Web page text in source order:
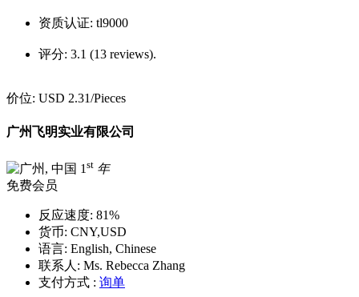
资质认证: tl9000
评分: 3.1 (13 reviews).
价位: USD 2.31/Pieces
广州飞明实业有限公司
1 st 年
免费会员
反应速度: 81%
货币: CNY,USD
语言: English, Chinese
联系人: Ms. Rebecca Zhang
支付方式 : 询单